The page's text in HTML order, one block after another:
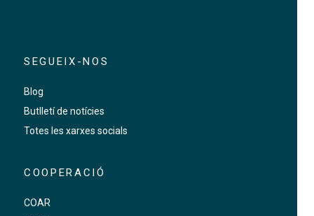
SEGUEIX-NOS
Blog
Butlletí de notícies
Totes les xarxes socials
COOPERACIÓ
COAR